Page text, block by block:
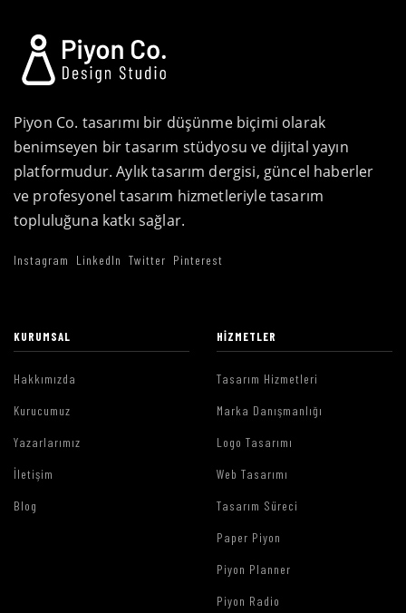
Piyon Co. tasarımı bir düşünme biçimi olarak
benimseyen bir tasarım stüdyosu ve dijital yayın
platformudur. Aylık tasarım dergisi, güncel haberler
ve profesyonel tasarım hizmetleriyle tasarım
topluluğuna katkı sağlar.
Instagram LinkedIn Twitter Pinterest
KURUMSAL
Hakkımızda
Kurucumuz
Yazarlarımız
İletişim
Blog
HIZMETLER
Tasarım Hizmetleri
Marka Danışmanlığı
Logo Tasarımı
Web Tasarımı
Tasarım Süreci
Paper Piyon
Piyon Planner
Piyon Radio